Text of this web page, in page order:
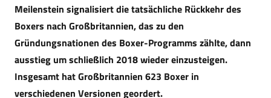
Meilenstein signalisiert die tatsächliche Rückkehr des
Boxers nach Großbritannien, das zu den
Gründungsnationen des Boxer-Programms zählte, dann
ausstieg um schließlich 2018 wieder einzusteigen.
Insgesamt hat Großbritannien 623 Boxer in
verschiedenen Versionen geordert.